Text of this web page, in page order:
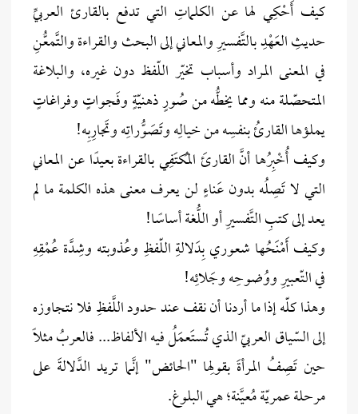
كيف أَحْكِي لها عن الكلماتِ التي تدفع بالقارئ العربيِّ
حديثِ العَهْدِ بالتَّفسيرِ والمعاني إلى البحث والقراءة والتَّمعُّنِ
في المعنى المراد وأسباب تخيّر اللّفظ دون غيره، والبلاغة
المتحصّلة منه ومما يخطُّه من صُورٍ ذهنيّةٍ وفَجواتٍ وفراغاتٍ
يملؤها القارئُ بنفسِه من خيالِه وتَصَوُّراتِه وتَجارِبِه!
وكيف أُخْبِرُها أنَّ القارئَ المُكتَفِي بالقراءة بعيدًا عن المعاني
التي لا تَصِلُه بدون عَناءٍ لن يعرف معنى هذه الكلمة ما لم
يعد إلى كتبِ التَّفسيرِ أو اللُّغة أساسًا!
وكيف أَمْنَحُها شعوري بِدَلالةِ اللّفظِ وعُذوبته وشِدَّة عُمْقِهِ
في التّعبيرِ ووُضوحِه وجَلائِه!
وهذا كلّه إذا ما أردنا أن نقف عند حدود اللَّفظِ فلا نتجاوزه
إلى السّياق العربيّ الذي تُستَعمَلُ فيه الألفاظ... فالعربُ مثلًا
حين تَصِفُ المرأةَ بقولِها "الحائض" إنَّما تريد الدَّلالةَ على
مرحلة عمريّة مُعيَّنة؛ هي البلوغ.